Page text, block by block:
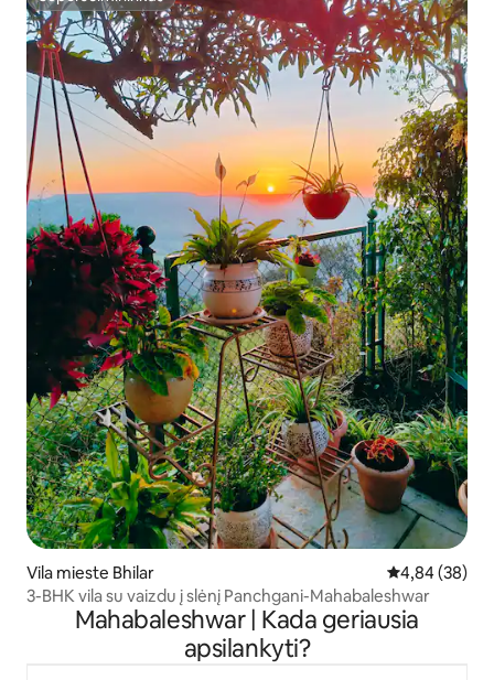
Superšeimininkas
Vila mieste Bhilar Vidutinis
4,84 (38)
3-BHK vila su vaizdu į slėnį Panchgani-Mahabaleshwar
Mahabaleshwar | Kada geriausia
apsilankyti?